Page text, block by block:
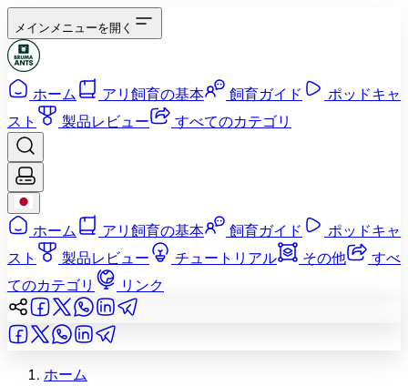
メインメニューを開く
ホーム アリ飼育の基本 飼育ガイド
ポッドキャ
スト
製品レビュー すべてのカテゴリ
ホーム アリ飼育の基本 飼育ガイド
ポッドキャ
スト
製品レビュー チュートリアル その他
すべ
てのカテゴリ
リンク
ホーム